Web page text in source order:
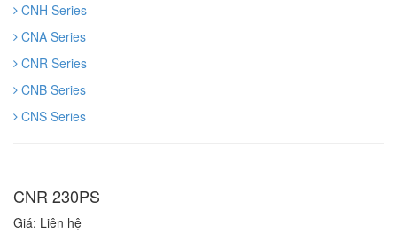
CNH Series
CNA Series
CNR Series
CNB Series
CNS Series
CNR 230PS
Giá: Liên hệ